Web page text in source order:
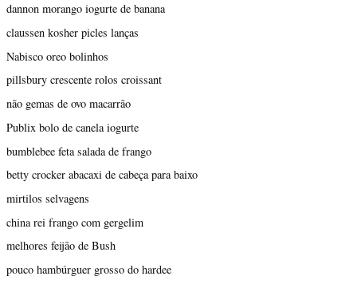
dannon morango iogurte de banana
claussen kosher picles lanças
Nabisco oreo bolinhos
pillsbury crescente rolos croissant
não gemas de ovo macarrão
Publix bolo de canela iogurte
bumblebee feta salada de frango
betty crocker abacaxi de cabeça para baixo
mirtilos selvagens
china rei frango com gergelim
melhores feijão de Bush
pouco hambúrguer grosso do hardee